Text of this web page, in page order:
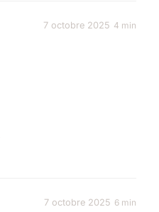
7 octobre 2025 4 min
7 octobre 2025 6 min